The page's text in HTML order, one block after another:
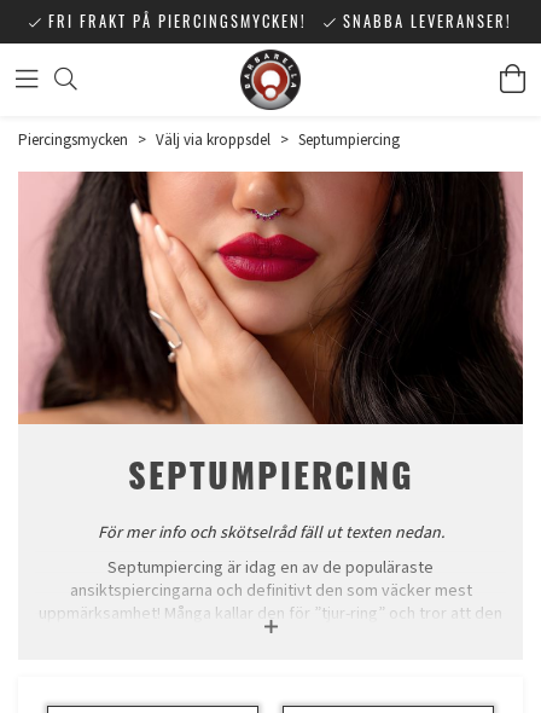
FRI FRAKT PÅ PIERCINGSMYCKEN! SNABBA LEVERANSER!
Piercingsmycken > Välj via kroppsdel > Septumpiercing
SEPTUMPIERCING
För mer info och skötselråd fäll ut texten nedan.
Septumpiercing är idag en av de populäraste
ansiktspiercingarna och definitivt den som väcker mest
uppmärksamhet! Många kallar den för ”tjur-ring” och tror att den
går genom hela näsan, men det är faktiskt så att en väl utförd